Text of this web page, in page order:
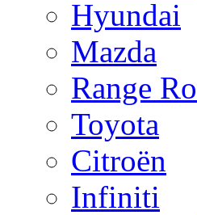
Hyundai
Mazda
Range
Toyota
Citroën
Infiniti